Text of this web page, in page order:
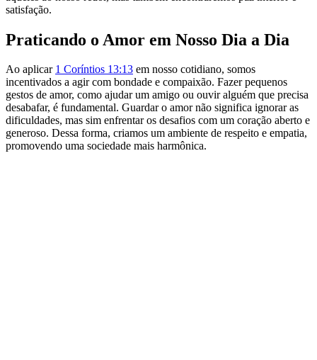
satisfação.
Praticando o Amor em Nosso Dia a Dia
Ao aplicar 1 Coríntios 13:13 em nosso cotidiano, somos
incentivados a agir com bondade e compaixão. Fazer pequenos
gestos de amor, como ajudar um amigo ou ouvir alguém que precisa
desabafar, é fundamental. Guardar o amor não significa ignorar as
dificuldades, mas sim enfrentar os desafios com um coração aberto e
generoso. Dessa forma, criamos um ambiente de respeito e empatia,
promovendo uma sociedade mais harmônica.